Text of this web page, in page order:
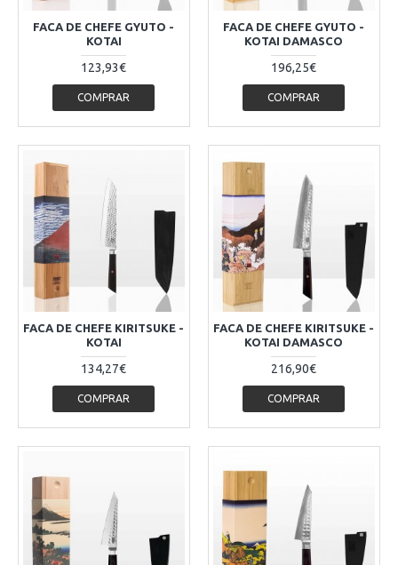
FACA DE CHEFE GYUTO -
KOTAI
123,93€
COMPRAR
FACA DE CHEFE GYUTO -
KOTAI DAMASCO
196,25€
COMPRAR
FACA DE CHEFE KIRITSUKE -
KOTAI
134,27€
COMPRAR
FACA DE CHEFE KIRITSUKE -
KOTAI DAMASCO
216,90€
COMPRAR